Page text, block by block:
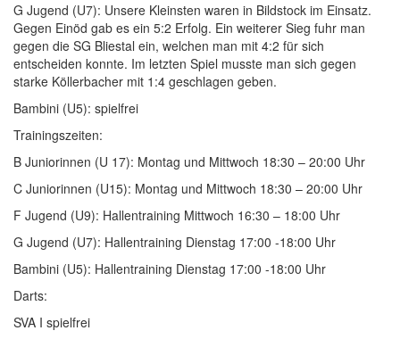
G Jugend (U7): Unsere Kleinsten waren in Bildstock im Einsatz.
Gegen Einöd gab es ein 5:2 Erfolg. Ein weiterer Sieg fuhr man
gegen die SG Bliestal ein, welchen man mit 4:2 für sich
entscheiden konnte. Im letzten Spiel musste man sich gegen
starke Köllerbacher mit 1:4 geschlagen geben.
Bambini (U5): spielfrei
Trainingszeiten:
B Juniorinnen (U 17): Montag und Mittwoch 18:30 – 20:00 Uhr
C Juniorinnen (U15): Montag und Mittwoch 18:30 – 20:00 Uhr
F Jugend (U9): Hallentraining Mittwoch 16:30 – 18:00 Uhr
G Jugend (U7): Hallentraining Dienstag 17:00 -18:00 Uhr
Bambini (U5): Hallentraining Dienstag 17:00 -18:00 Uhr
Darts:
SVA I spielfrei